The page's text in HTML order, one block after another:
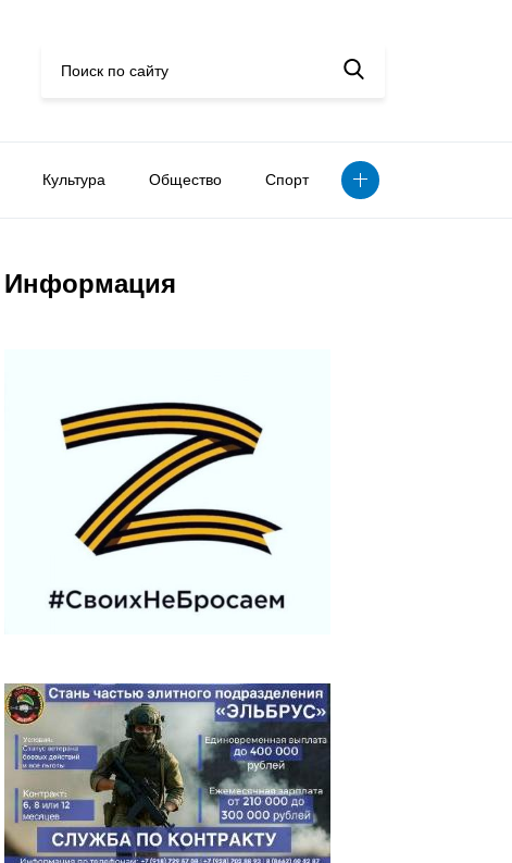
Культура Общество Спорт
Информация